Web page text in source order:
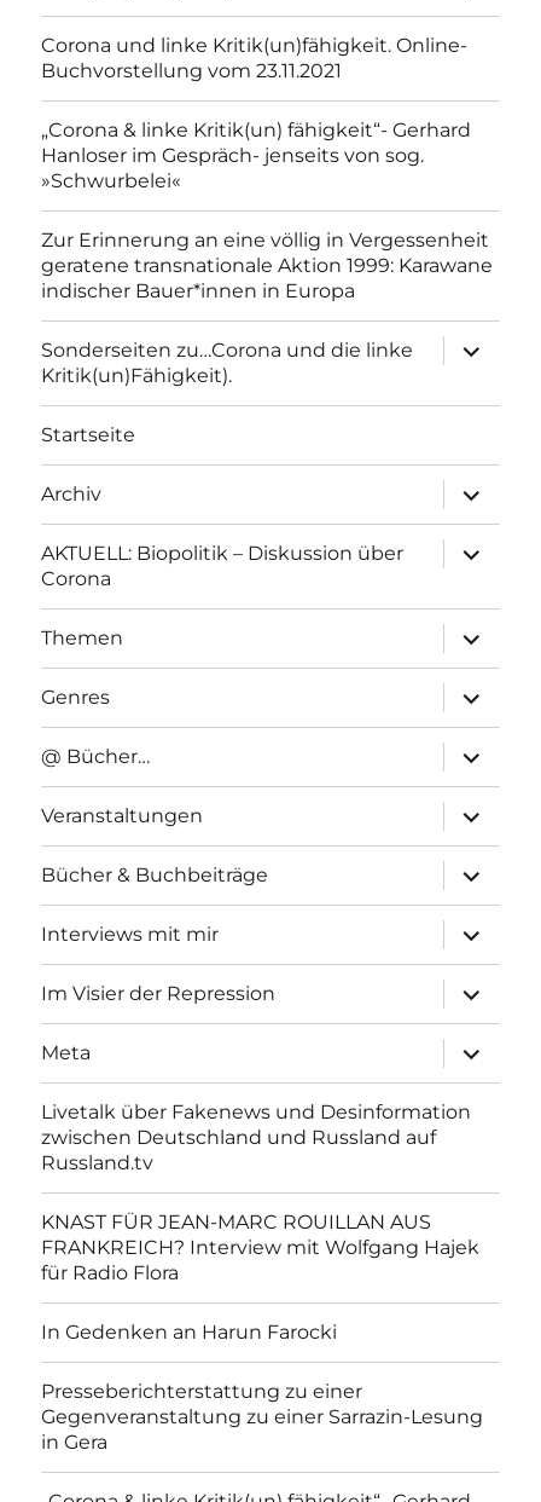
Corona und linke Kritik(un)fähigkeit. Online-
Buchvorstellung vom 23.11.2021
„Corona & linke Kritik(un) fähigkeit“- Gerhard
Hanloser im Gespräch- jenseits von sog.
»Schwurbelei«
Zur Erinnerung an eine völlig in Vergessenheit
geratene transnationale Aktion 1999: Karawane
indischer Bauer*innen in Europa
Sonderseiten zu…Corona und die linke
Kritik(un)Fähigkeit).
anzeigen
Startseite
Archiv
anzeigen
AKTUELL: Biopolitik – Diskussion über
Corona
anzeigen
Themen
anzeigen
Genres
anzeigen
@ Bücher…
anzeigen
Veranstaltungen
anzeigen
Bücher & Buchbeiträge
anzeigen
Interviews mit mir
anzeigen
Im Visier der Repression
anzeigen
Meta
anzeigen
Livetalk über Fakenews und Desinformation
zwischen Deutschland und Russland auf
Russland.tv
KNAST FÜR JEAN-MARC ROUILLAN AUS
FRANKREICH? Interview mit Wolfgang Hajek
für Radio Flora
In Gedenken an Harun Farocki
Presseberichterstattung zu einer
Gegenveranstaltung zu einer Sarrazin-Lesung
in Gera